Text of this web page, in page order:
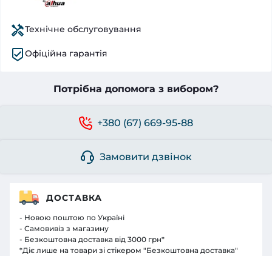
Технічне обслуговування
Офіційна гарантія
Потрібна допомога з вибором?
+380 (67) 669-95-88
Замовити дзвінок
ДОСТАВКА
- Новою поштою по Україні
- Самовивіз з магазину
- Безкоштовна доставка від 3000 грн*
*Діє лише на товари зі стікером "Безкоштовна доставка"